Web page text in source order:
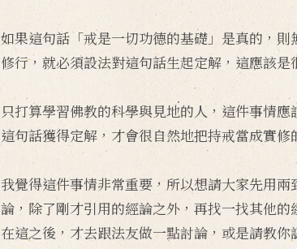
如果這句話「戒是一切功德的基礎」是真的，
修行，就必須設法對這句話生起定解，這應該是
只打算學習佛教的科學與見地的人，這件事情
這句話獲得定解，才會很自然地把持戒當成實
我覺得這件事情非常重要，所以想請大家先用
論，除了剛才引用的經論之外，再找一找其他
在這之後，才去跟法友做一點討論，或是請教